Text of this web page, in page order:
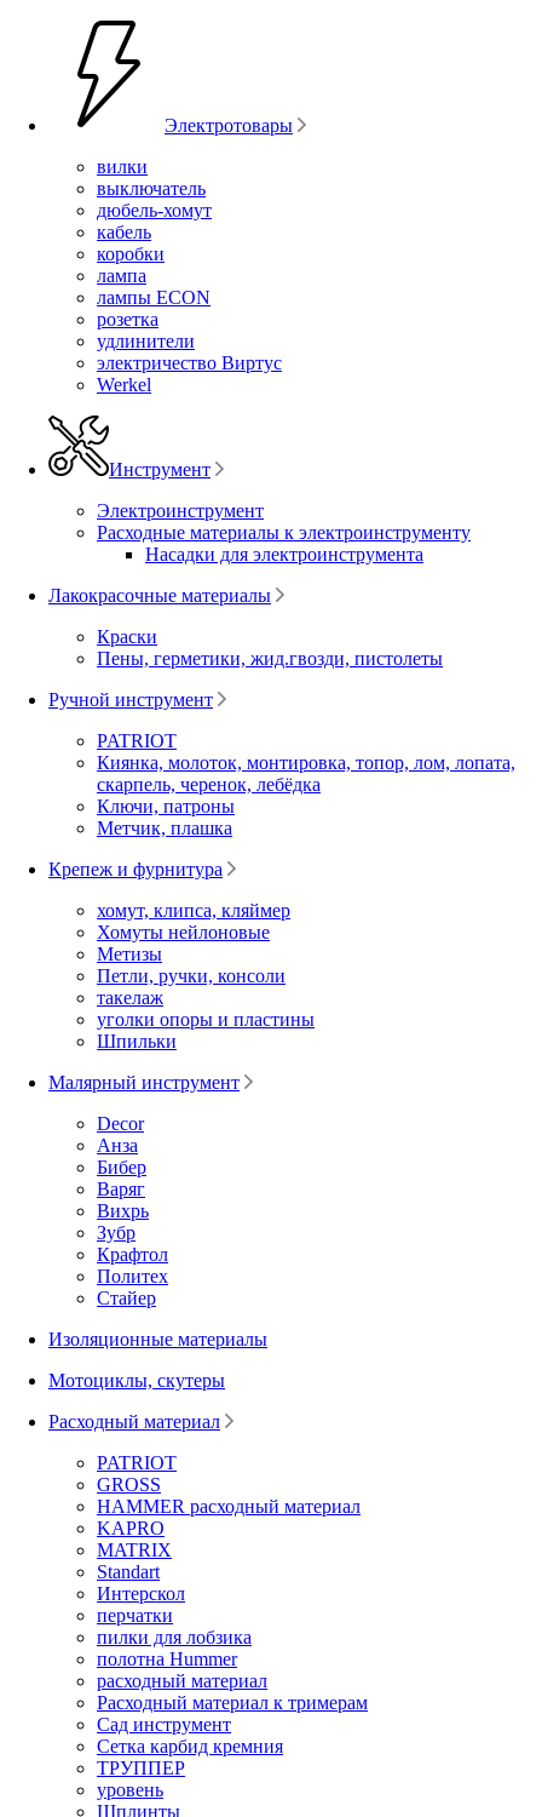
Электротовары
вилки
выключатель
дюбель-хомут
кабель
коробки
лампа
лампы ECON
розетка
удлинители
электричество Виртус
Werkel
Инструмент
Электроинструмент
Расходные материалы к электроинструменту
Насадки для электроинструмента
Лакокрасочные материалы
Краски
Пены, герметики, жид.гвозди, пистолеты
Ручной инструмент
PATRIOT
Киянка, молоток, монтировка, топор, лом, лопата,
скарпель, черенок, лебёдка
Ключи, патроны
Метчик, плашка
Крепеж и фурнитура
хомут, клипса, кляймер
Хомуты нейлоновые
Метизы
Петли, ручки, консоли
такелаж
уголки опоры и пластины
Шпильки
Малярный инструмент
Decor
Анза
Бибер
Варяг
Вихрь
Зубр
Крафтол
Политех
Стайер
Изоляционные материалы
Мотоциклы, скутеры
Расходный материал
PATRIOT
GROSS
HAMMER расходный материал
KAPRO
MATRIX
Standart
Интерскол
перчатки
пилки для лобзика
полотна Hummer
расходный материал
Расходный материал к тримерам
Сад инструмент
Сетка карбид кремния
ТРУППЕР
уровень
Шплинты